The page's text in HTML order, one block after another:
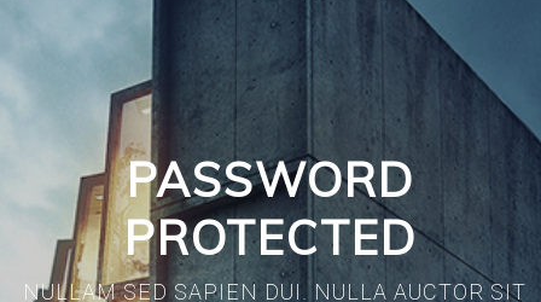
PASSWORD
PROTECTED
NULLAM SED SAPIEN DUI. NULLA AUCTOR SIT
KONTAKT
INFO@DV-GEBAEUDEMANAGEMENT.DE
BESUCH
DENNIS VOLDERS HEINESTRASSE 7 40880 RATINGEN
AUF KARTE ANZEIGEN